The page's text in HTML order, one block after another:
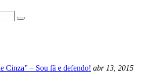
Cinza” – Sou fã e defendo! abr 13, 2015